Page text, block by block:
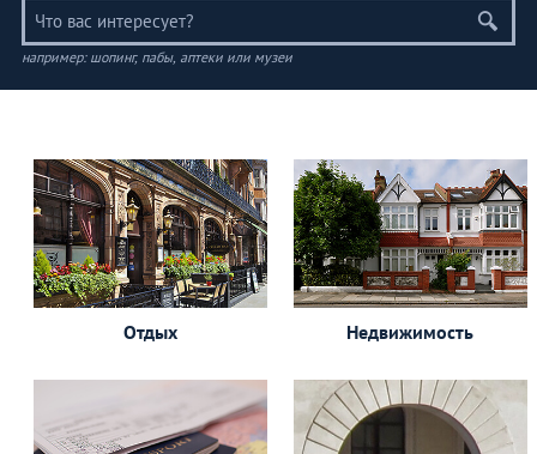
например: шопинг, пабы, аптеки или музеи
Отдых Недвижимость